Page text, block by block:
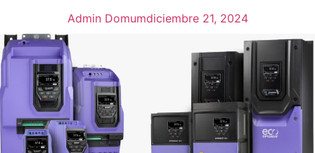
Admin Domumdiciembre 21, 2024